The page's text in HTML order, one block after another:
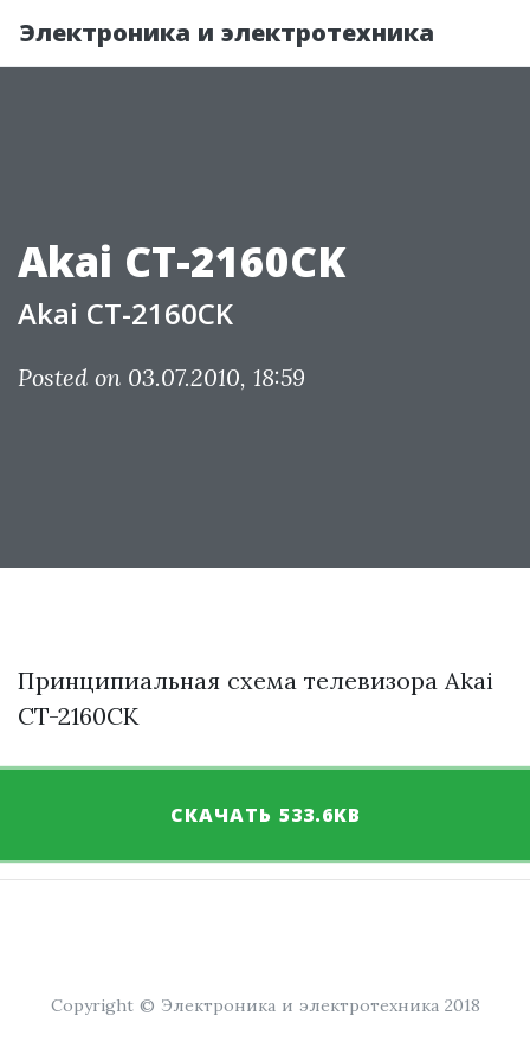
Электроника и электротехника
Akai CT-2160CK
Akai CT-2160CK
Posted on 03.07.2010, 18:59
Принципиальная схема телевизора Akai
CT-2160CK
СКАЧАТЬ 533.6KB
Copyright © Электроника и электротехника 2018